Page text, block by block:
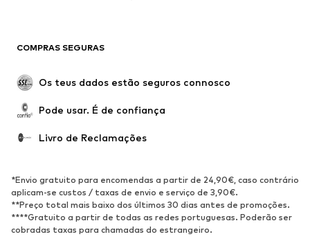
Novidades
Sapatos
Sapatos abertos
Exclusivo
DESPORTO
Sapatilhas de desporto
Mochilas e Sacos de desporto
Acessórios de desporto
COMPRAS SEGURAS
Os teus dados estão seguros connosco
Pode usar. É de confiança
Livro de Reclamações
*Envio gratuito para encomendas a partir de 24,90€, caso contrário
aplicam-se custos / taxas de envio e serviço de 3,90€.
**Preço total mais baixo dos últimos 30 dias antes de promoções.
****Gratuito a partir de todas as redes portuguesas. Poderão ser
cobradas taxas para chamadas do estrangeiro.